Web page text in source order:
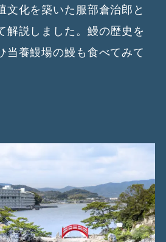
文化を築いた服部倉治郎と
解説しました。鰻の歴史を
当養鰻場の鰻も食べてみて